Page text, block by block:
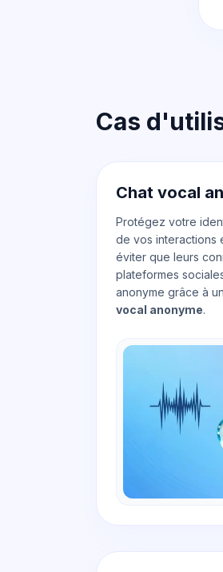
Cas
Chat vocal
Protégez votre
de vos interactions
éviter que leurs
plateformes
anonyme grâce à un
vocal anonyme.